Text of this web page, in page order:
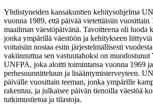
Yhdistyneiden kansakuntien kehitysohjelma
vuonna 1989, että päivää vietettäisiin vuosittain
maailman väestöpäivänä. Tavoitteena oli luoda
jonka ympärillä väestöön ja kehitykseen
voitaisiin nostaa esiin järjestelmällisesti
vakiinnuttua sen vastuutahoksi on muodostunut
UNFPA, joka aloitti toimintansa vuonna 1969
perhesuunnitteluun ja lisääntymisterveyteen.
päivälle vuosittain teeman, jonka ympärille
rakentuu, ja julkaisee päivän tienoilla väestöä
tutkimustietoa ja tilastoja.